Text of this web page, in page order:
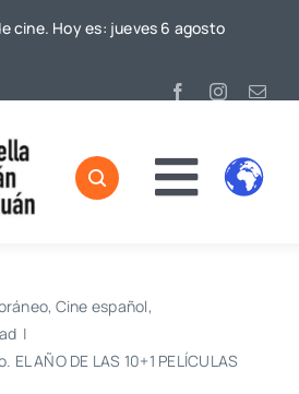
cine. Hoy es: jueves 6 agosto
De Cine
Cine español
AÑO DE LAS 10+1 PELÍCULAS